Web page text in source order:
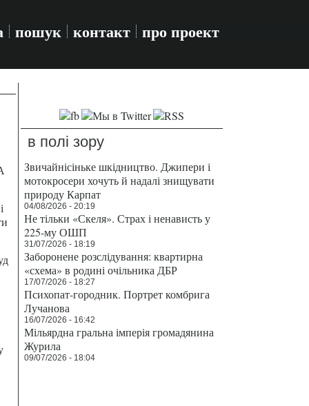
пошук контакт про проект
в полі зору
Звичайнісіньке шкідництво. Джипери і
мотокросери хочуть й надалі знищувати
природу Карпат
04/08/2026 - 20:19
Не тільки «Скеля». Страх і ненависть у
225-му ОШП
31/07/2026 - 18:19
Заборонене розслідування: квартирна
«схема» в родині очільника ДБР
17/07/2026 - 18:27
Психопат-городник. Портрет комбрига
Лучанова
16/07/2026 - 16:42
Мільярдна гральна імперія громадянина
Журила
09/07/2026 - 18:04